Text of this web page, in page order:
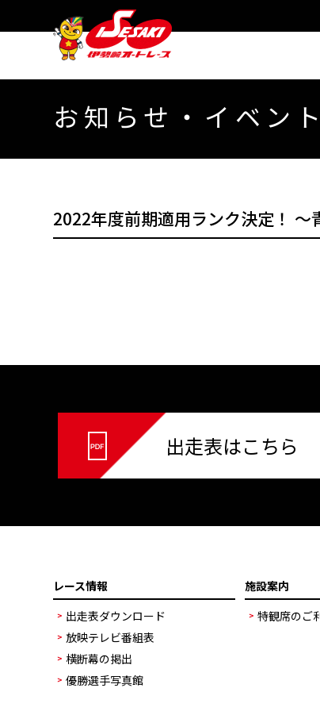
お知らせ・イベント
2022年度前期適用ランク決定！
出走表はこちら
レース情報
出走表ダウンロード
放映テレビ番組表
横断幕の掲出
優勝選手写真館
施設案内
特観席のご